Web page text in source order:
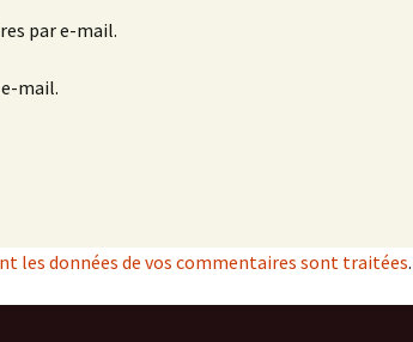
par e-mail.
mail.
les données de vos commentaires sont traitées.